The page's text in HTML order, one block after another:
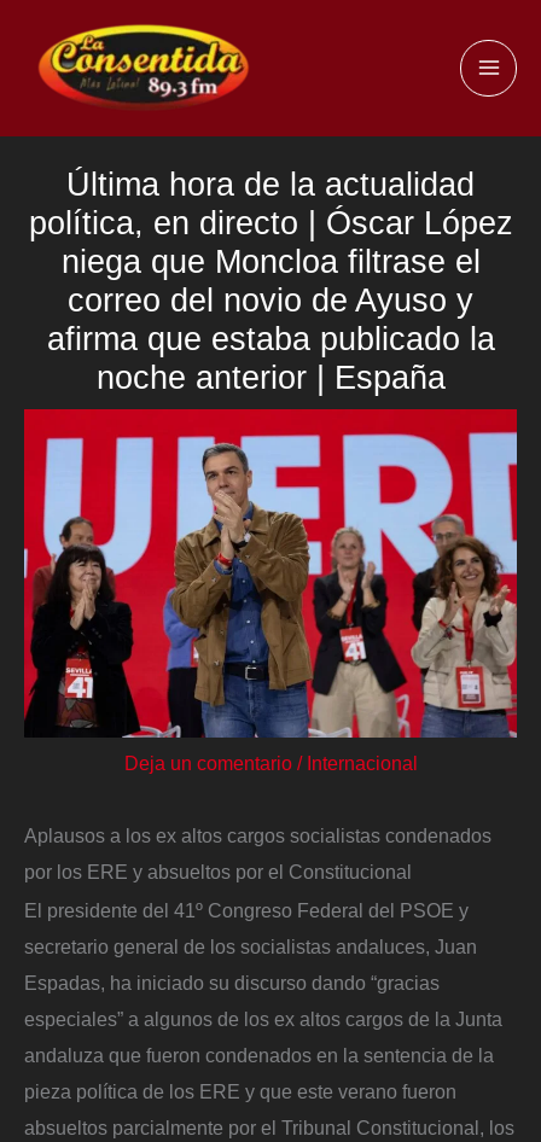
contenido
Última hora de la actualidad
política, en directo | Óscar López
niega que Moncloa filtrase el
correo del novio de Ayuso y
afirma que estaba publicado la
noche anterior | España
Deja un comentario / Internacional
Aplausos a los ex altos cargos socialistas condenados
por los ERE y absueltos por el Constitucional
El presidente del 41º Congreso Federal del PSOE y
secretario general de los socialistas andaluces, Juan
Espadas, ha iniciado su discurso dando “gracias
especiales” a algunos de los ex altos cargos de la Junta
andaluza que fueron condenados en la sentencia de la
pieza política de los ERE y que este verano fueron
absueltos parcialmente por el Tribunal Constitucional, los